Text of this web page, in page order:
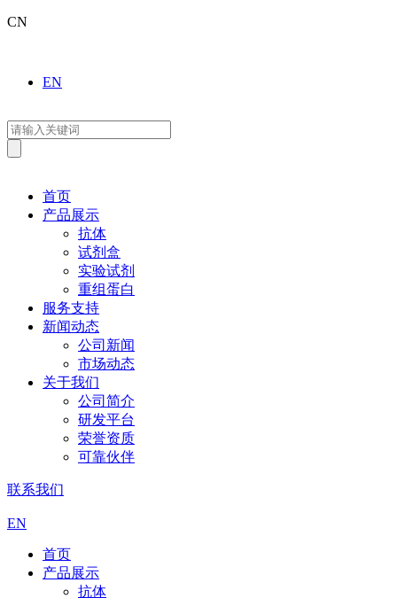
CN
EN
首页
产品展示
抗体
试剂盒
实验试剂
重组蛋白
服务支持
新闻动态
公司新闻
市场动态
关于我们
公司简介
研发平台
荣誉资质
可靠伙伴
联系我们
EN
首页
产品展示
抗体